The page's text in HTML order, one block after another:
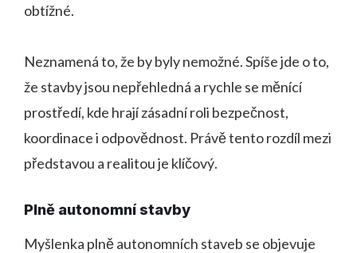
obtížné.
Neznamená to, že by byly nemožné. Spíše jde o to,
že stavby jsou nepřehledná a rychle se měnící
prostředí, kde hrají zásadní roli bezpečnost,
koordinace i odpovědnost. Právě tento rozdíl mezi
představou a realitou je klíčový.
Plně autonomní stavby
Myšlenka plně autonomních staveb se objevuje